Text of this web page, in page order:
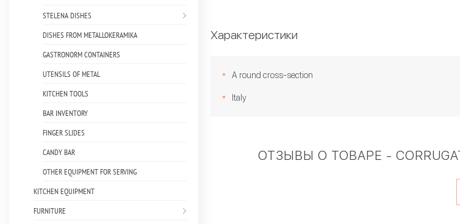
STELENA DISHES
DISHES FROM METALLOKERAMIKA
GASTRONORM CONTAINERS
UTENSILS OF METAL
KITCHEN TOOLS
BAR INVENTORY
FINGER SLIDES
CANDY BAR
OTHER EQUIPMENT FOR SERVING
KITCHEN EQUIPMENT
FURNITURE
Характеристики
A round cross-section
Italy
ОТЗЫВЫ О ТОВАРЕ -